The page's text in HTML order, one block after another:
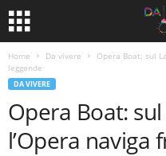
Home Da vivere
Opera Boat: sul
leggende
DA VIVERE
Opera Boat:
l’Opera naviga